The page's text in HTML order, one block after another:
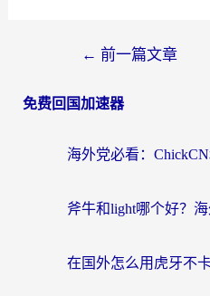
← 前一篇文章
免费回国加速器